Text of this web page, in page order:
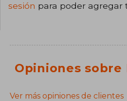
sesión para poder agregar
Opiniones sobre
Ver más opiniones de clientes